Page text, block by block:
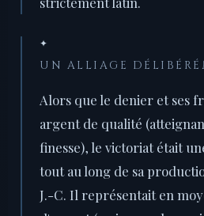
✦
UN ALLIAGE
Alors que le denier et ses
argent de qualité
finesse), le victoriat était
tout au long de sa
J.-C. Il représentait en